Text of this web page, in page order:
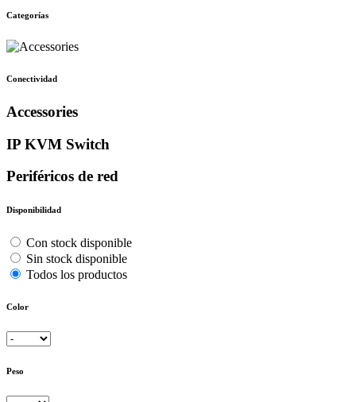
Categorías
Conectividad
Accessories
IP KVM Switch
Periféricos de red
Disponibilidad
Con stock disponible
Sin stock disponible
Todos los productos
Color
Peso